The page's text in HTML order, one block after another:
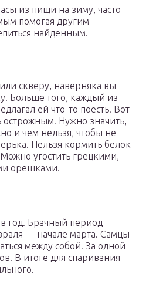
из пищи на зиму, часто
помогая другим
найденным.
скверу, наверняка вы
Больше того, каждый из
ей что-то поесть. Вот
острожным. Нужно значить,
и чем нельзя, чтобы не
Нельзя кормить белок
угостить грецкими,
орешками.
год. Брачный период
— начале марта. Самцы
между собой. За одной
В итоге для спаривания